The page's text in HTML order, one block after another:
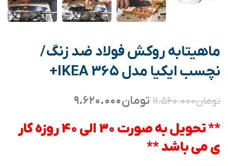
ماهیتابه روکش فولاد ضد زنگ/
نچسب ایکیا مدل IKEA 365+
تومان۱۱.۵۶۰.۰۰۰ تومان
** تحویل به صورت 30 الی 40 روزه کار
ی می باشد **